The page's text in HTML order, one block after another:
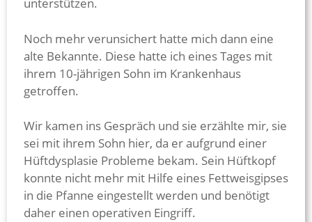
unterstützen.
Noch mehr verunsichert hatte mich dann eine
alte Bekannte. Diese hatte ich eines Tages mit
ihrem 10-jährigen Sohn im Krankenhaus
getroffen.
Wir kamen ins Gespräch und sie erzählte mir, sie
sei mit ihrem Sohn hier, da er aufgrund einer
Hüftdysplasie Probleme bekam. Sein Hüftkopf
konnte nicht mehr mit Hilfe eines Fettweisgipses
in die Pfanne eingestellt werden und benötigt
daher einen operativen Eingriff.